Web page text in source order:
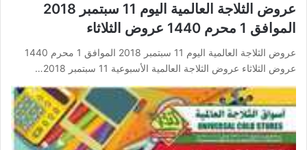
عروض الثلاجة العالمية اليوم 11 سبتمبر 2018
الموافق 1 محرم 1440 عروض الثلاثاء
عروض الثلاجة العالمية اليوم 11 سبتمبر 2018 الموافق 1 محرم 1440
عروض الثلاثاء عروض الثلاجة العالمية الأسبوعية 11 سبتمبر 2018…